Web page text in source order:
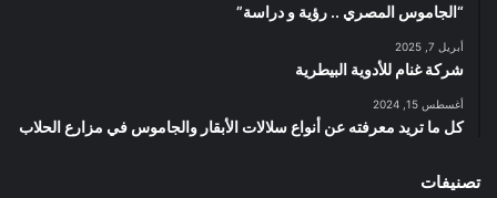
“الجاموس المصري .. رؤية و دراسة”
أبريل 7, 2025
شركة غنام للأدوية البيطرية
أغسطس 15, 2024
كل ما تريد معرفته عن أنواع سلالات الأبقار والجاموس في مزارع الحلاب
تصنيفات